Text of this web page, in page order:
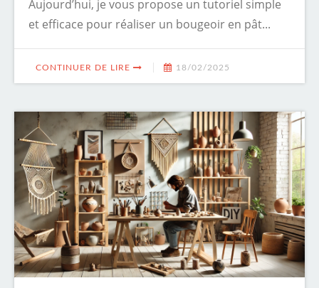
Aujourd’hui, je vous propose un tutoriel simple
et efficace pour réaliser un bougeoir en pât...
CONTINUER DE LIRE 18/02/2025